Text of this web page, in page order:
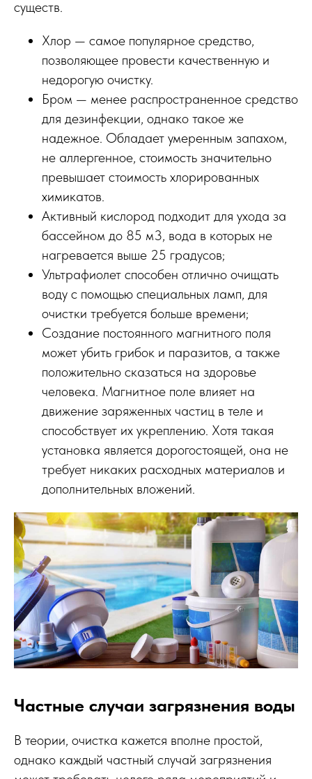
существ.
Хлор — самое популярное средство,
позволяющее провести качественную и
недорогую очистку.
Бром — менее распространенное средство
для дезинфекции, однако такое же
надежное. Обладает умеренным запахом,
не аллергенное, стоимость значительно
превышает стоимость хлорированных
химикатов.
Активный кислород подходит для ухода за
бассейном до 85 м3, вода в которых не
нагревается выше 25 градусов;
Ультрафиолет способен отлично очищать
воду с помощью специальных ламп, для
очистки требуется больше времени;
Создание постоянного магнитного поля
может убить грибок и паразитов, а также
положительно сказаться на здоровье
человека. Магнитное поле влияет на
движение заряженных частиц в теле и
способствует их укреплению. Хотя такая
установка является дорогостоящей, она не
требует никаких расходных материалов и
дополнительных вложений.
Частные случаи загрязнения воды
В теории, очистка кажется вполне простой,
однако каждый частный случай загрязнения